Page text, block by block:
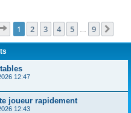
c
Page 1sur9
1 2 3 4 5 9
12:47
joueur rapidement
12:43